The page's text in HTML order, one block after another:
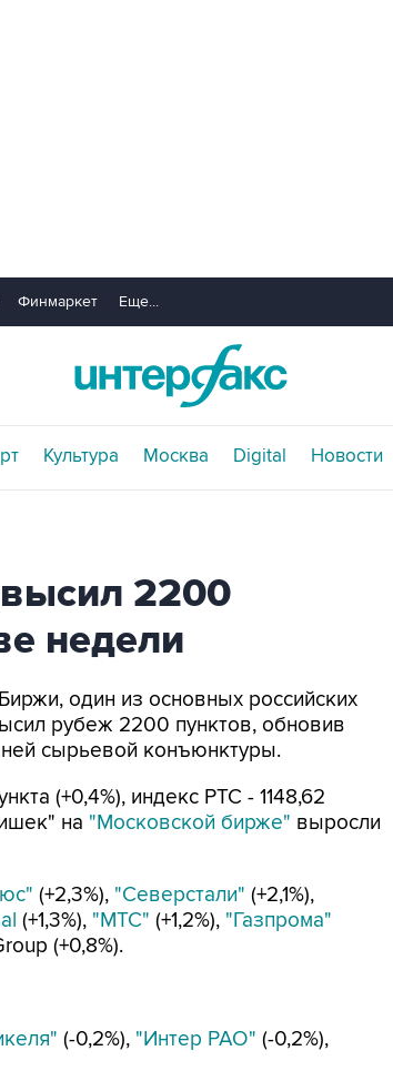
Финмаркет Еще...
Культура Москва Digital Новости
2200
недели
один из основных российских
рубеж 2200 пунктов, обновив
сырьевой конъюнктуры.
(+0,4%), индекс РТС - 1148,62
на "Московской бирже" выросли
(+2,3%), "Северстали" (+2,1%),
(+1,3%), "МТС" (+1,2%), "Газпрома"
(+0,8%).
(-0,2%), "Интер РАО" (-0,2%),